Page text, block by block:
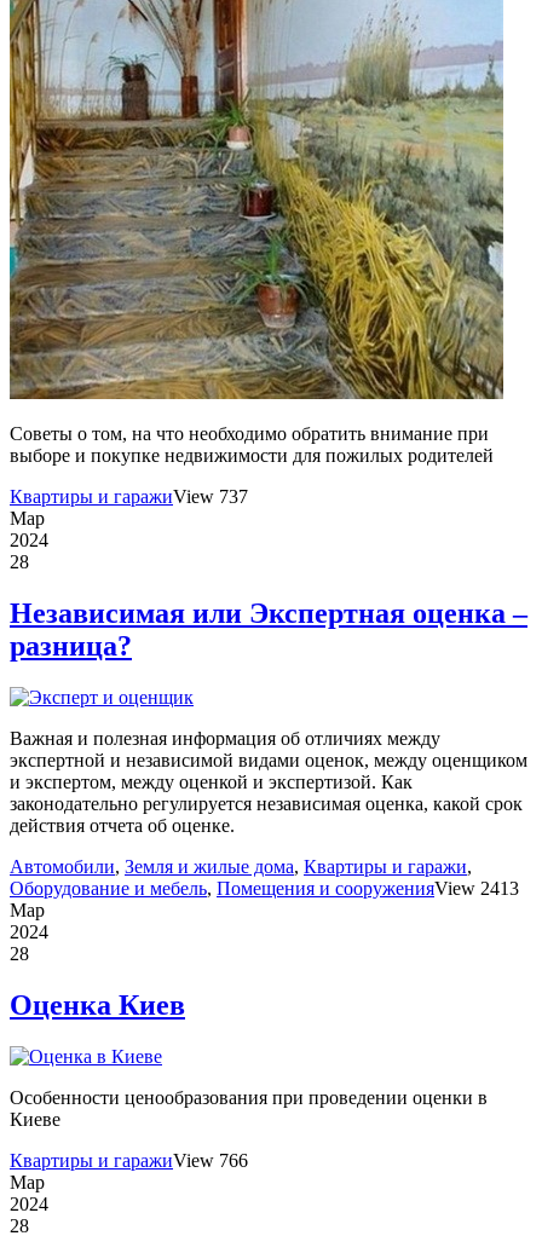
Советы о том, на что необходимо обратить внимание при
выборе и покупке недвижимости для пожилых родителей
Квартиры и гаражиView 737
Мар
2024
28
Независимая или Экспертная оценка –
разница?
Важная и полезная информация об отличиях между
экспертной и независимой видами оценок, между оценщиком
и экспертом, между оценкой и экспертизой. Как
законодательно регулируется независимая оценка, какой срок
действия отчета об оценке.
Автомобили, Земля и жилые дома, Квартиры и гаражи,
Оборудование и мебель, Помещения и сооруженияView 2413
Мар
2024
28
Оценка Киев
Особенности ценообразования при проведении оценки в
Киеве
Квартиры и гаражиView 766
Мар
2024
28